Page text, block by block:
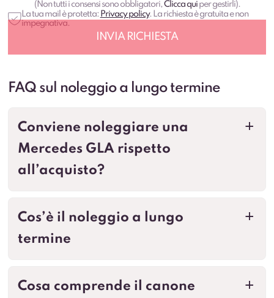
(Non tutti i consensi sono obbligatori, Clicca quiper gestirli).
La tua mail è protetta: Privacy policy. La richiesta è gratuita e non
impegnativa.
FAQ sul noleggio a lungo termine
a
Conviene noleggiare una
Mercedes GLA rispetto
all’acquisto?
a
Cos’è il noleggio a lungo
termine
a
Cosa comprende il canone